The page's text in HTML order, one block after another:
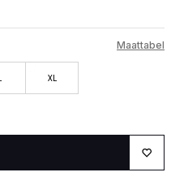
Maattabel
XL